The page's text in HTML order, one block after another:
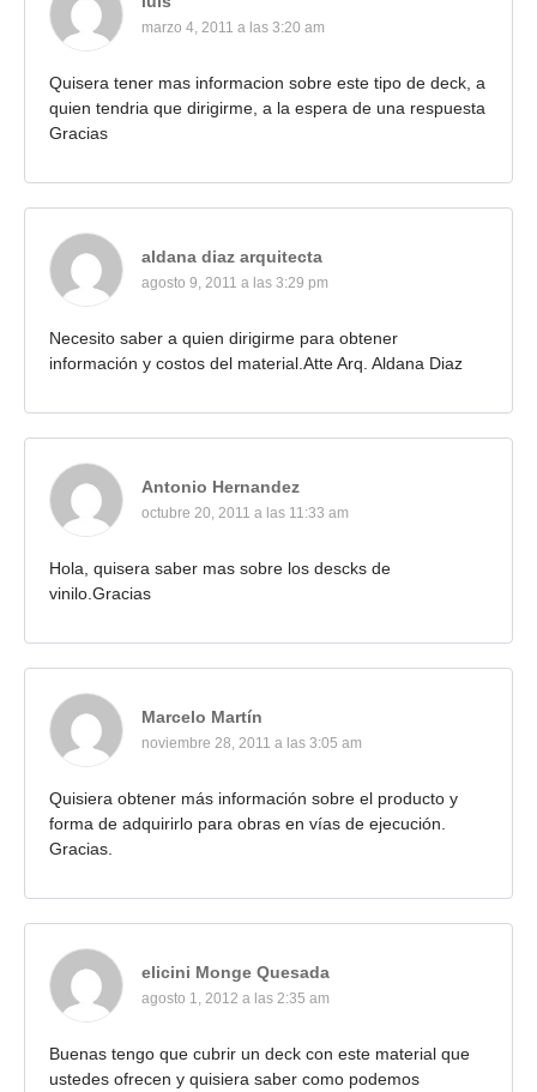
marzo 4, 2011 a las 3:20 am
Quisera tener mas informacion sobre este tipo de deck, a
quien tendria que dirigirme, a la espera de una respuesta
Gracias
aldana diaz arquitecta
agosto 9, 2011 a las 3:29 pm
Necesito saber a quien dirigirme para obtener
información y costos del material.Atte Arq. Aldana Diaz
Antonio Hernandez
octubre 20, 2011 a las 11:33 am
Hola, quisera saber mas sobre los descks de
vinilo.Gracias
Marcelo Martín
noviembre 28, 2011 a las 3:05 am
Quisiera obtener más información sobre el producto y
forma de adquirirlo para obras en vías de ejecución.
Gracias.
elicini Monge Quesada
agosto 1, 2012 a las 2:35 am
Buenas tengo que cubrir un deck con este material que
ustedes ofrecen y quisiera saber como podemos